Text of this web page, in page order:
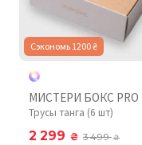
Сэкономь 1200 ₴
МИСТЕРИ БОКС PRO
Трусы танга (6 шт)
2 299 ₴ 3 499₴